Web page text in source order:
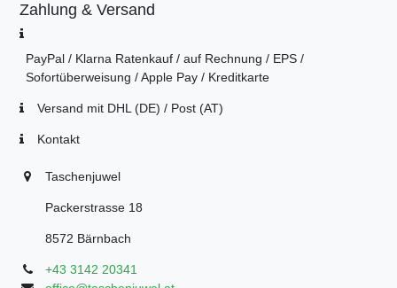
Zahlung & Versand
PayPal / Klarna Ratenkauf / auf Rechnung / EPS /
Sofortüberweisung / Apple Pay / Kreditkarte
Versand mit DHL (DE) / Post (AT)
Kontakt
Taschenjuwel
Packerstrasse 18
8572 Bärnbach
+43 3142 20341